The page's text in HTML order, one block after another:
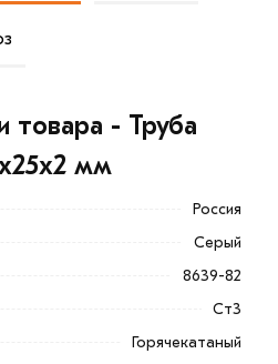
товара - Труба
мм
Россия
Серый
8639-82
Ст3
Горячекатаный